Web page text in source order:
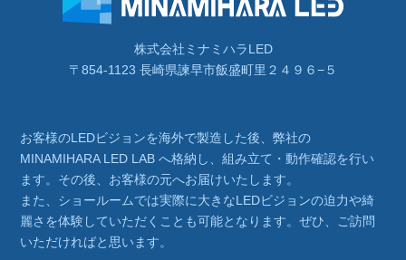
株式会社ミナミハラLED
〒854-1123 長崎県諫早市飯盛町里２４９６−５
お客様のLEDビジョンを海外で製造した後、弊社の
MINAMIHARA LED LAB へ格納し、組み立て・動作確認を行い
ます。その後、お客様の元へお届けいたします。
また、ショールームでは実際に大きなLEDビジョンの迫力や綺
麗さを体験していただくことも可能となります。ぜひ、ご訪問
いただければと思います。